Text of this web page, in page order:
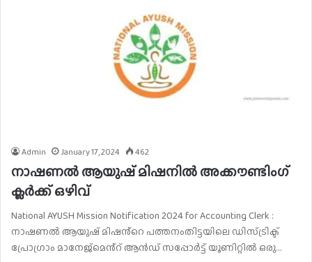
Admin January 17, 2024 462
നാഷണൽ ആയുഷ് മിഷനിൽ അക്കൗണ്ടിംഗ്
ക്ലർക്ക് ഒഴിവ്
National AYUSH Mission Notification 2024 for Accounting Clerk :
നാഷണൽ ആയുഷ് മിഷൻ്റെ പത്തനംതിട്ടയിലെ ഡിസ്ട്രിക്ട്
പ്രോഗ്രാം മാനേജ്മെൻ്റ് ആൻഡ് സപ്പോർട്ട് യൂണിറ്റിൽ ഒരു…